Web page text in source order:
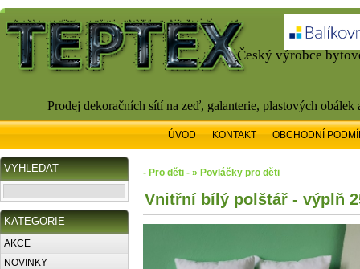
Český výrobce
Prodej dekoračních sítí na zeď, galanterie, plastových
ÚVOD KONTAKT OBCHODNÍ
VYHLEDAT
KATEGORIE
AKCE
NOVINKY
- Pro děti - » Povláčky pro děti
Vnitřní bílý polštář - výplň